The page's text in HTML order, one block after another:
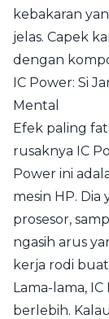
kebakaran
jelas. Capek
dengan
IC Power: Si
Mental
Efek paling
rusaknya IC
Power ini
mesin HP.
prosesor,
ngasih arus
kerja rodi
Lama-lama,
berlebih.